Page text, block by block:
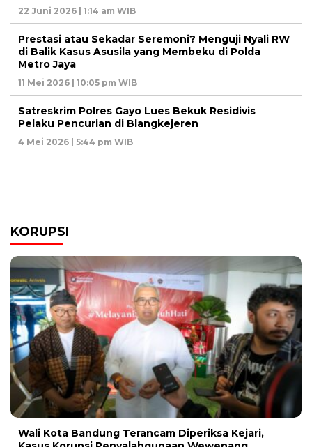
22 Juni 2026 | 1:14 am WIB
Prestasi atau Sekadar Seremoni? Menguji Nyali RW
di Balik Kasus Asusila yang Membeku di Polda
Metro Jaya
11 Mei 2026 | 10:05 pm WIB
Satreskrim Polres Gayo Lues Bekuk Residivis
Pelaku Pencurian di Blangkejeren
4 Mei 2026 | 5:44 pm WIB
KORUPSI
Wali Kota Bandung Terancam Diperiksa Kejari,